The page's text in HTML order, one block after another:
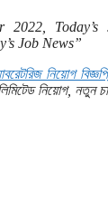
2022,
Job News”
নিয়োগ
লিমিটেড নিয়োগ,